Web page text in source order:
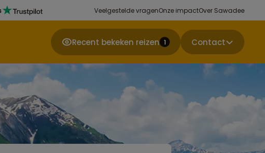
Veelgestelde vragenOnze impactOver Sawadee
Recent bekeken reizen 1 Contact